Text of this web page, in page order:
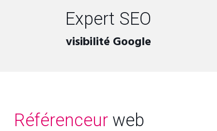
Expert SEO
visibilité Google
Référenceurweb